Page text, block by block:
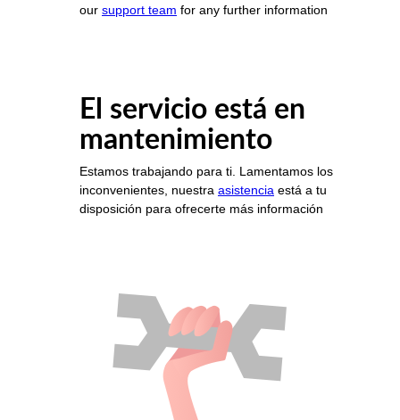
our support team for any further information
El servicio está en
mantenimiento
Estamos trabajando para ti. Lamentamos los
inconvenientes, nuestra asistencia está a tu
disposición para ofrecerte más información